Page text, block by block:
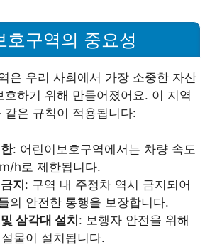
호구역의 중요성
은 우리 사회에서 가장 소중한 자산
호하기 위해 만들어졌어요. 이 지역
같은 규칙이 적용됩니다:
: 어린이보호구역에서는 차량 속도
h로 제한됩니다.
지: 구역 내 주정차 역시 금지되어
의 안전한 통행을 보장합니다.
삼각대 설치: 보행자 안전을 위해
물이 설치됩니다.